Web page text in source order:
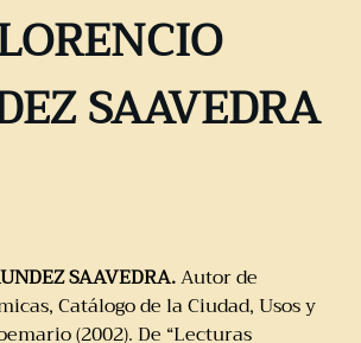
SAAVEDRA
SAAVEDRA.Autor de
Catálogo de la Ciudad, Usos y
(2002). De “Lecturas